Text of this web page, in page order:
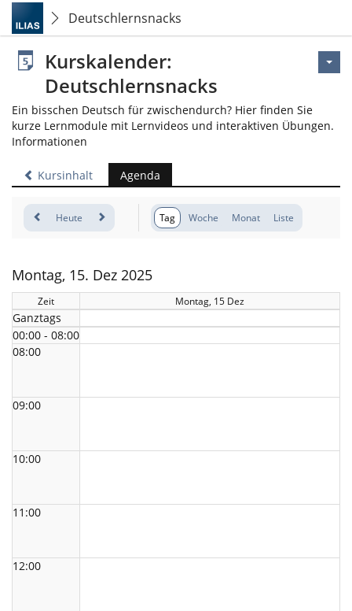
Deutschlernsnacks
Kurskalender:
Deutschlernsnacks
Ein bisschen Deutsch für zwischendurch? Hier finden Sie
kurze Lernmodule mit Lernvideos und interaktiven Übungen.
Informationen
Kursinhalt Agenda
Heute Tag Woche Monat Liste
Montag, 15. Dez 2025
Zeit Montag, 15 Dez
Ganztags
00:00 - 08:00
08:00
09:00
10:00
11:00
12:00